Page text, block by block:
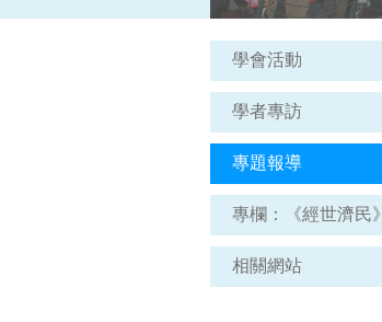
學會活動
學者專訪
專題報導
專欄：《經世濟民》
相關網站